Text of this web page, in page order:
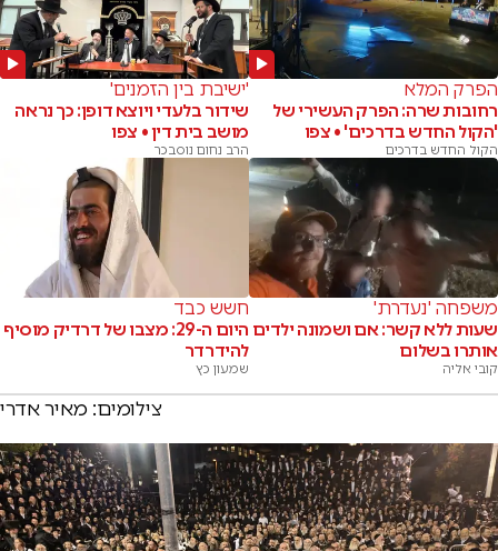
הפרק המלא
רחובות שרה: הפרק העשירי של
'הקול החדש בדרכים' • צפו
הקול החדש בדרכים
'ישיבת בין הזמנים'
שידור בלעדי ויוצא דופן: כך נראה
מושב בית דין • צפו
הרב נחום נוסבכר
משפחה 'נעדרת'
שעות ללא קשר: אם ושמונה ילדים
אותרו בשלום
קובי אליה
חשש כבד
היום ה-29: מצבו של דרדיק מוסיף
להידרדר
שמעון כץ
צילומים: מאיר אדרי